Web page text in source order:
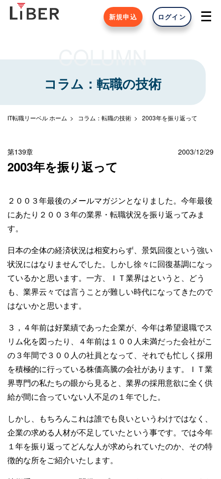
新規申込 ログイン
COLUMN
コラム：転職の技術
IT転職リーベル ホーム コラム：転職の技術 2003年を振り返って
第139章 2003/12/29
2003年を振り返って
２００３年最後のメールマガジンとなりました。今年最後
にあたり２００３年の業界・転職状況を振り返ってみま
す。
日本の全体の経済状況は相変わらず、景気回復という強い
状況にはなりませんでした。しかし徐々に回復基調になっ
ているかと思います。一方、ＩＴ業界はというと、どう
も、業界云々では言うことが難しい時代になってきたので
はないかと思います。
３，４年前は好業績であった企業が、今年は希望退職でス
リム化を図ったり、４年前は１００人未満だった会社がこ
の３年間で３００人の社員となって、それでも忙しく採用
を積極的に行っている株価高騰の会社があります。ＩＴ業
界専門の私たちの眼から見ると、業界の採用意欲に全く供
給が間に合っていない人不足の１年でした。
しかし、もちろんこれは誰でも良いというわけではなく、
企業の求める人材が不足していたという事です。では今年
１年を振り返ってどんな人が求められていたのか、その特
徴的な所をご紹介いたします。